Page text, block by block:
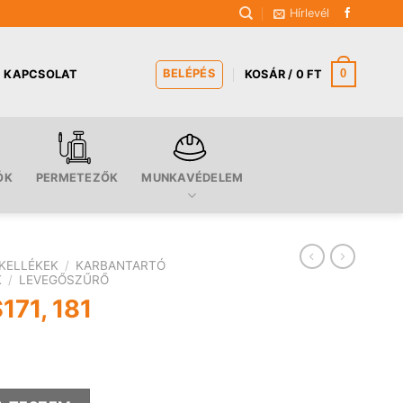
Hírlevél
KAPCSOLAT BELÉPÉS KOSÁR / 0FT 0
PERMETEZŐK MUNKAVÉDELEM
/ KARBANTARTÓ
/ LEVEGŐSZŰRŐ
181